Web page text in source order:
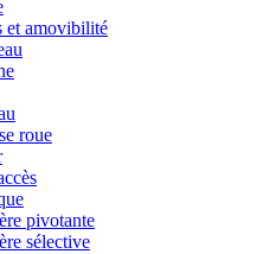
et amovibilité
roue
pivotante
sélective